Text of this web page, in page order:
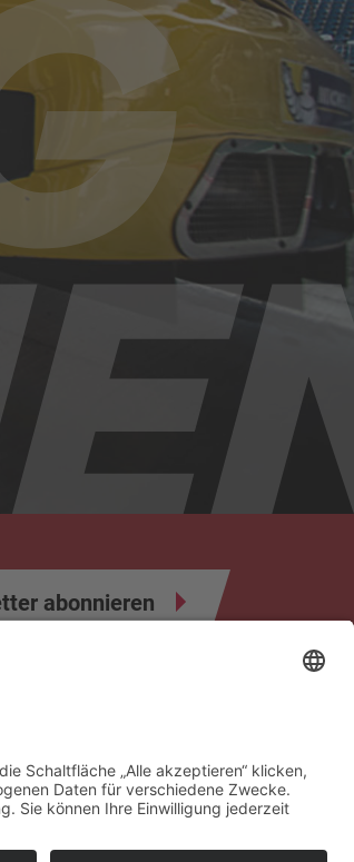
abonnieren
Sponsoren & Partner Kontakt